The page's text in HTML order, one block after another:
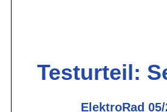
Testurteil:
ElektroRad 05/